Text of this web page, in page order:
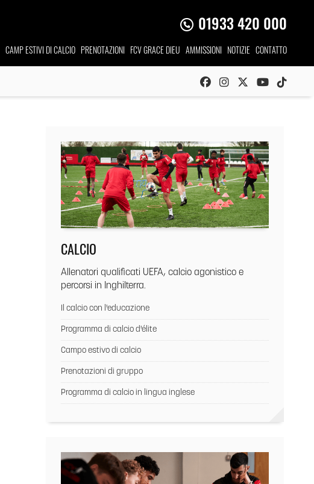
01933 420 000
CAMP ESTIVI DI CALCIO PRENOTAZIONI FCV GRACE DIEU AMMISSIONI NOTIZIE CONTATTO
CALCIO
Allenatori qualificati UEFA, calcio agonistico e
percorsi in Inghilterra.
Il calcio con l'educazione
Programma di calcio d'élite
Campo estivo di calcio
Prenotazioni di gruppo
Programma di calcio in lingua inglese